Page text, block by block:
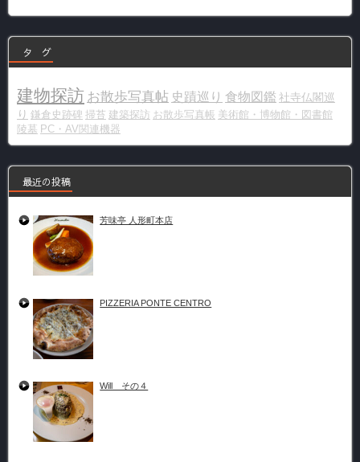
ー
タ グ
建物探訪 お散歩写真帖 史蹟巡り 食物図鑑 社寺仏閣巡
り 鎌倉史跡碑 掃苔 建築探訪 お散歩写真帳 美術館・博物館・図書館
陵墓 PC・AV関連機器
最近の投稿
芳味亭 人形町本店
PIZZERIA PONTE CENTRO
Will その４